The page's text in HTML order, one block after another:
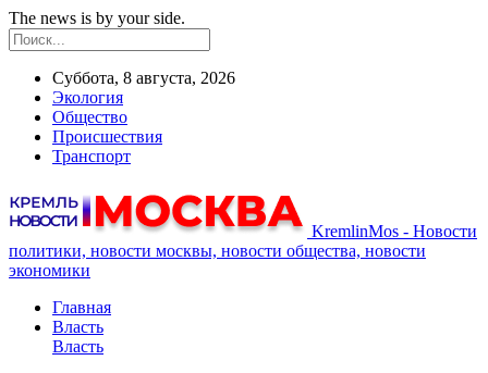
The news is by your side.
Суббота, 8 августа, 2026
Экология
Общество
Происшествия
Транспорт
KremlinMos - Новости
политики, новости москвы, новости общества, новости
экономики
Главная
Власть
Власть